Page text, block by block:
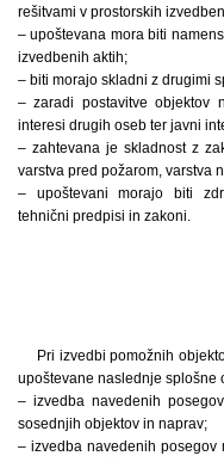
rešitvami v prostorskih
– upoštevana mora biti
izvedbenih aktih;
– biti morajo skladni z drugimi
– zaradi postavitve objektov
interesi drugih oseb ter javni
– zahtevana je skladnost z
varstva pred požarom, varstva
– upoštevani morajo biti
tehnični predpisi in zakoni.
Pri izvedbi pomožnih
upoštevane naslednje splošne
– izvedba navedenih
sosednjih objektov in naprav;
– izvedba navedenih posegov